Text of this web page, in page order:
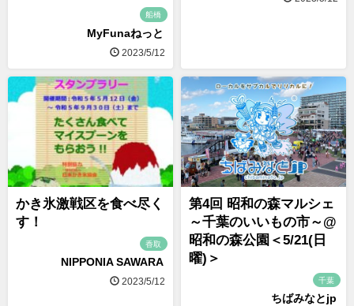
船橋
MyFunaねっと
2023/5/12
かき氷激戦区を食べ尽く
す！
香取
NIPPONIA SAWARA
2023/5/12
第4回 昭和の森マルシェ
～千葉のいいもの市～@
昭和の森公園＜5/21(日
曜)＞
千葉
ちばみなとjp